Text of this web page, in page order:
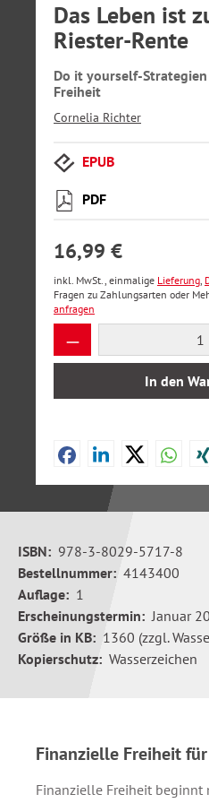
Das Leben ist
Riester-Rente
Do it yourself-
Freiheit
Cornelia Richter
EPUB
PDF
16,99 €
inkl. MwSt., einmalige Lieferung,
Fragen zu Zahlungsarten oder
anfragen
Produkt Anzahl:
In den
ISBN: 978-3-8029-5717-8
Bestellnummer: 4143400
Auflage: 1
Erscheinungstermin: Januar
Größe in KB: 1360 (zzgl.
Kopierschutz: Wasserzeichen
Finanzielle Freiheit
Finanzielle Freiheit beginnt